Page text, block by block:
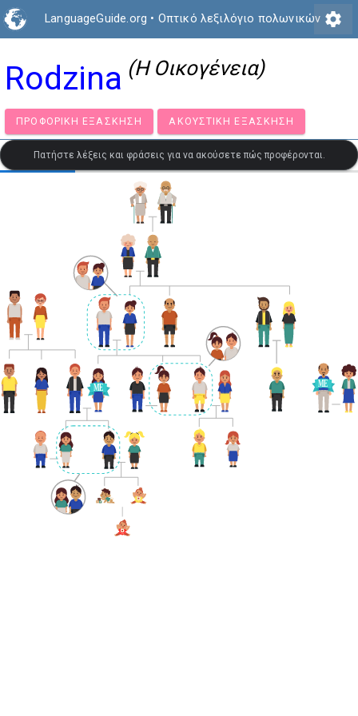
LanguageGuide.org • Οπτικό λεξιλόγιο πολωνικών settings
Rodzina (Η Οικογένεια)
ΠΡΟΦΟΡΙΚΉ ΕΞΆΣΚΗΣΗ ΑΚΟΥΣΤΙΚΉ ΕΞΆΣΚΗΣΗ
Πατήστε λέξεις και φράσεις για να ακούσετε πώς προφέρονται.